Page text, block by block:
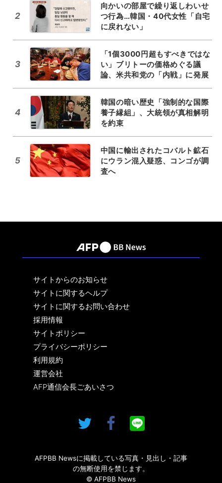
2
向かいの部屋で繰り返しわいせ
つ行為…韓国・40代女性「自宅
に戻れない」
3
「1個3000円超もすべきではな
い」ブリトーの価格めぐる議
論、米共和党の「内戦」に発展
4
韓国の暗い歴史「強制的な国際
養子縁組」、大統領が真相解明
を約束
5
中国に輸出されたコバルト鉱石
にウラン混入疑惑、コンゴが調
査へ
サイトからのお知らせ
サイトに関するヘルプ
サイトに関するお問い合わせ
採用情報
サイトポリシー
プライバシーポリシー
利用規約
運営会社
AFP通信会長ごあいさつ
AFPBB Newsに掲載している写真・見出し・記事
の無断使用を禁じます。
© AFPBB News